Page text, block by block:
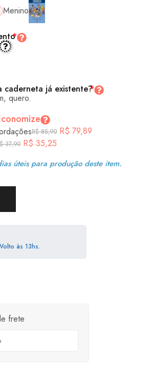
Menino
*
*
caderneta já existente?
quero.
R$85,90 R$ 79,89
37,90 R$ 35,25
úteis para produção deste item.
às 13hs.
frete